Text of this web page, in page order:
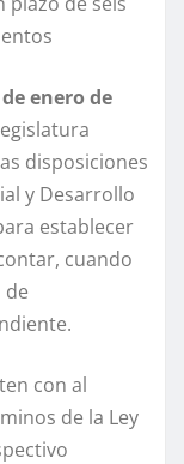
enero de
disposiciones
y Desarrollo
establecer
cuando
de
con al
de la Ley